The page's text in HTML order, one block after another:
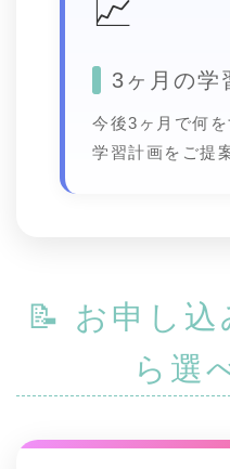
📈
3ヶ月の学
今後3ヶ月で何
学習計画をご提
📝 お申し
ら選